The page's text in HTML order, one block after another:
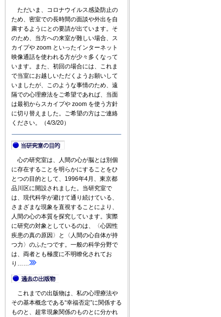
ただいま、コロナウイルス感染防止の
ため、密室での長時間の面談や外出を自
粛するようにとの要請が出ています。そ
のため、当方への来室が難しい場合、ス
カイプや zoom といったインターネット
映像通話を使われる方が少々多くなって
います。また、初回の場合には、これま
で当室にお越しいただくようお願いして
いましたが、このような事情のため、遠
隔での心理療法をご希望であれば、当面
は最初からスカイプや zoom を使う方針
に切り替えました。ご希望の方はご連絡
ください。（4/3/20）
心の研究室は、人間の心が脳とは別個
に存在することを明らかにすることをひ
とつの目的として、1996年4月、東京都
品川区に開設されました。当研究室で
は、現代科学が避けて通り続けている、
さまざまな現象を直視することにより、
人間の心の本質を探究しています。実際
に研究の対象としているのは、〈心因性
疾患の真の原因〉と〈人間の心自体が持
つ力〉のふたつです。一般の科学分野で
は、両者とも極度に不明瞭化されてお
り……
これまでの出版物は、私の心理療法や
その基本概念である“幸福否定”に関係する
ものと、超常現象関係のものとに分かれ